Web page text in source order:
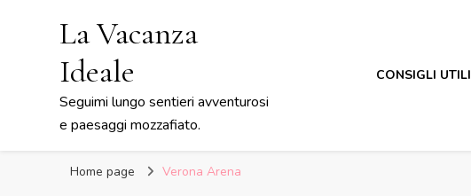
La Vacanza
Ideale
Seguimi lungo sentieri avventurosi
e paesaggi mozzafiato.
CONSIGLI UTILI
Home page Verona Arena